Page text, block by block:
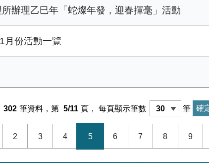
辦理乙巳年「蛇燦年發，迎春揮毫」活動
月份活動一覽
302 筆資料，第 5/11 頁， 每頁顯示筆數 筆
2 3 4 5 6 7 8 9